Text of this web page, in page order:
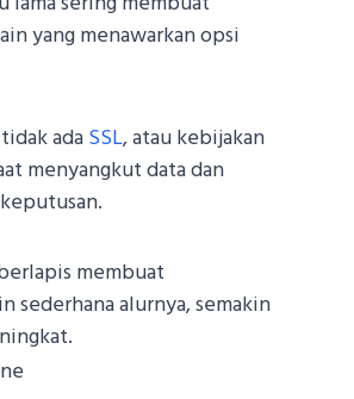
yang menawarkan opsi
adaSSL, atau kebijakan
menyangkut data dan
membuat
sederhana alurnya, semakin